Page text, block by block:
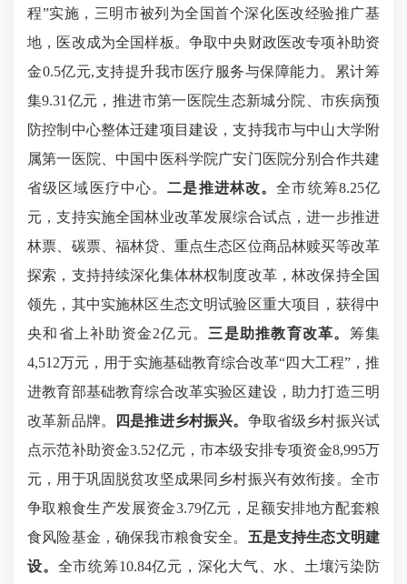
程”实施，三明市被列为全国首个深化医改经验推广基
地，医改成为全国样板。争取中央财政医改专项补助资
金0.5亿元,支持提升我市医疗服务与保障能力。累计筹
集9.31亿元，推进市第一医院生态新城分院、市疾病预
防控制中心整体迁建项目建设，支持我市与中山大学附
属第一医院、中国中医科学院广安门医院分别合作共建
省级区域医疗中心。二是推进林改。全市统筹8.25亿
元，支持实施全国林业改革发展综合试点，进一步推进
林票、碳票、福林贷、重点生态区位商品林赎买等改革
探索，支持持续深化集体林权制度改革，林改保持全国
领先，其中实施林区生态文明试验区重大项目，获得中
央和省上补助资金2亿元。 三是助推教育改革。 筹集
4,512万元，用于实施基础教育综合改革“四大工程”，推
进教育部基础教育综合改革实验区建设，助力打造三明
改革新品牌。
四是推进乡村振兴。 争取省级乡村振兴试
点示范补助资金3.52亿元，市本级安排专项资金8,995万
元，用于巩固脱贫攻坚成果同乡村振兴有效衔接。全市
争取粮食生产发展资金3.79亿元，足额安排地方配套粮
食风险基金，确保我市粮食安全。 五是支持生态文明建
设。 全市统筹10.84亿元，深化大气、水、土壤污染防